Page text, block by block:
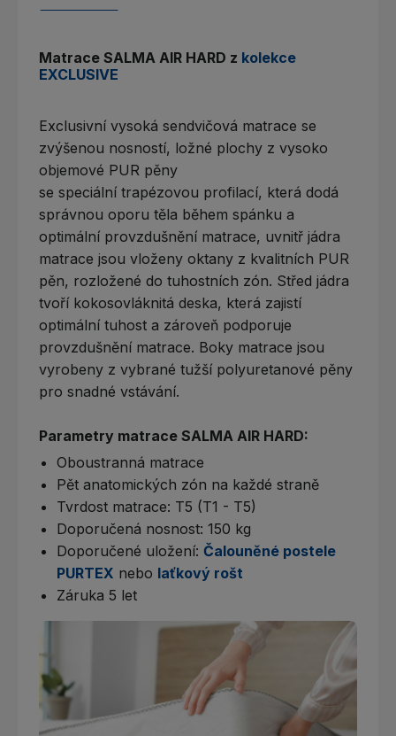
Matrace SALMA AIR HARD z kolekce
EXCLUSIVE
Exclusivní vysoká sendvičová matrace se
zvýšenou nosností, ložné plochy z vysoko
objemové PUR pěny
se speciální trapézovou profilací, která dodá
správnou oporu těla během spánku a
optimální provzdušnění matrace, uvnitř jádra
matrace jsou vloženy oktany z kvalitních PUR
pěn, rozložené do tuhostních zón. Střed jádra
tvoří kokosovláknitá deska, která zajistí
optimální tuhost a zároveň podporuje
provzdušnění matrace. Boky matrace jsou
vyrobeny z vybrané tužší polyuretanové pěny
pro snadné vstávání.
Parametry matrace SALMA AIR HARD:
Oboustranná matrace
Pět anatomických zón na každé straně
Tvrdost matrace: T5 (T1 - T5)
Doporučená nosnost: 150 kg
Doporučené uložení: Čalouněné postele
PURTEX nebo laťkový rošt
Záruka 5 let